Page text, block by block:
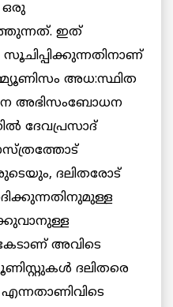
ഒരു
ഇത്
അധ:സ്ഥിത
അഭിസംബോധന
ദേവപ്രസാദ്
ദലിതരോട്
അവിടെ
ദലിതരെ